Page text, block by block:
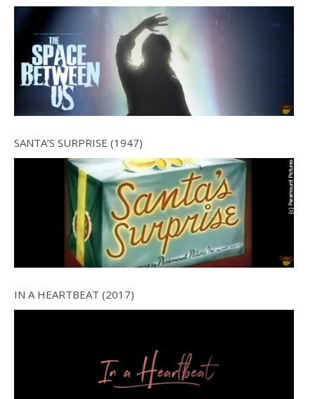
SANTA’S SURPRISE (1947)
IN A HEARTBEAT (2017)